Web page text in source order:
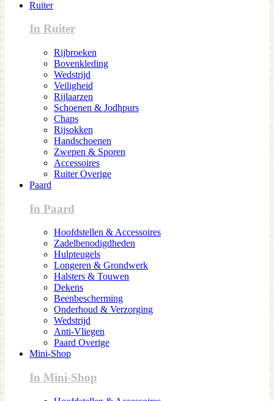
Ruiter
In Ruiter
Rijbroeken
Bovenkleding
Wedstrijd
Veiligheid
Rijlaarzen
Schoenen & Jodhpurs
Chaps
Rijsokken
Handschoenen
Zwepen & Sporen
Accessoires
Ruiter Overige
Paard
In Paard
Hoofdstellen & Accessoires
Zadelbenodigdheden
Hulpteugels
Longeren & Grondwerk
Halsters & Touwen
Dekens
Beenbescherming
Onderhoud & Verzorging
Wedstrijd
Anti-Vliegen
Paard Overige
Mini-Shop
In Mini-Shop